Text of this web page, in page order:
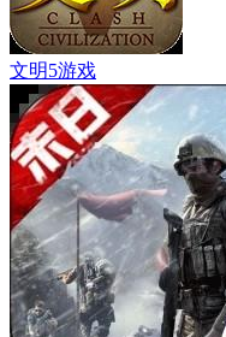
文明5游戏